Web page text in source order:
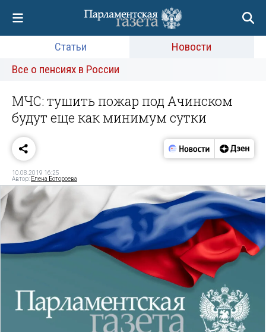
Статьи
Новости
Все о пенсиях в России
МЧС: тушить пожар под Ачинском
будут еще как минимум сутки
10.08.2019 16:25
Автор: Елена Ботороева